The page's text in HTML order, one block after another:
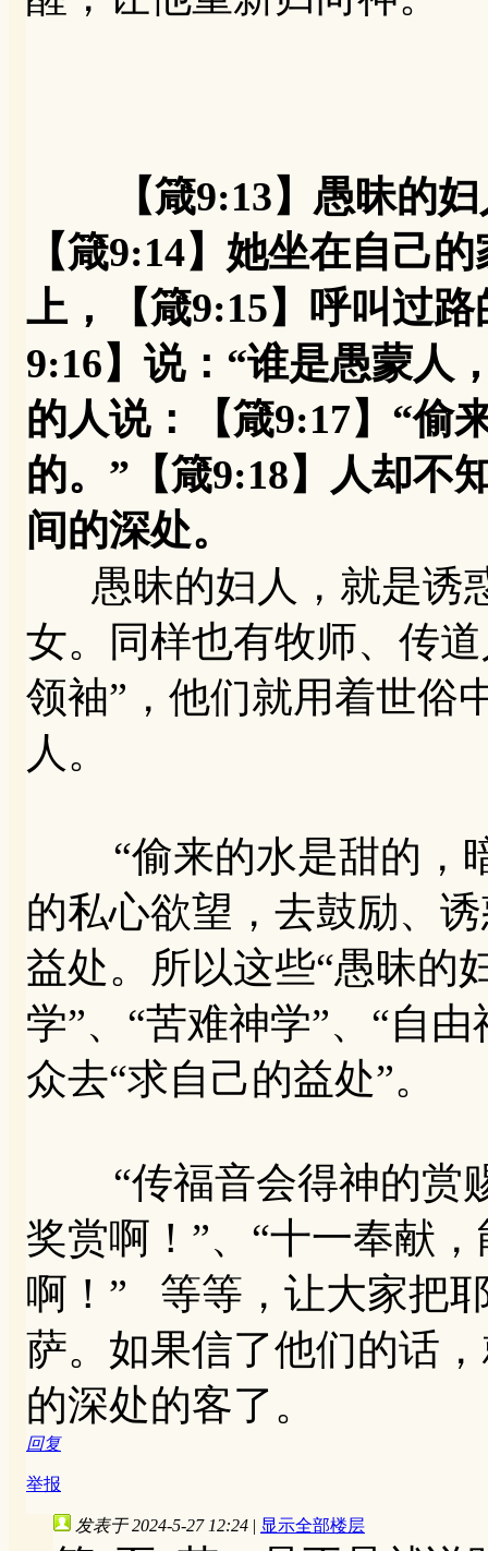
【箴9:13】愚昧的
【箴9:14】她坐在自己
上，【箴9:15】呼叫过
9:16】说：“谁是愚蒙人
的人说：【箴9:17】“偷
的。”【箴9:18】人却不
间的深处。
愚昧的妇人，就是诱
女。同样也有牧师、传
领袖”，他们就用着世俗
人。
“偷来的水是甜的，暗
的私心欲望，去鼓励、
益处。所以这些“愚昧的
学”、“苦难神学”、“自
众去“求自己的益处”。
“传福音会得神的赏赐
奖赏啊！”、“十一奉献
啊！” 等等，让大家把
萨。如果信了他们的话
的深处的客了。
回复
举报
发表于 2024-5-27 12:24 | 显示全部楼层